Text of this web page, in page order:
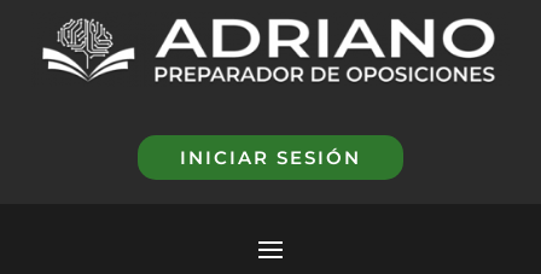
INICIAR SESIÓN